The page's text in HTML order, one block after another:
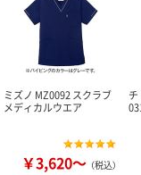
ミズノ MZ0092 スクラブ
メディカルウエア
￥3,620～ （税込）